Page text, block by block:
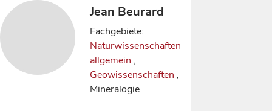
Jean Beurard
Fachgebiete:
Naturwissenschaften
allgemein ,
Geowissenschaften ,
Mineralogie